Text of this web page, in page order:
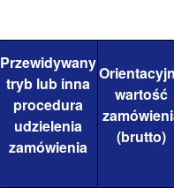
Przewidywany
tryb lub inna
procedura
udzielenia
zamówienia
wartość
(brutto)